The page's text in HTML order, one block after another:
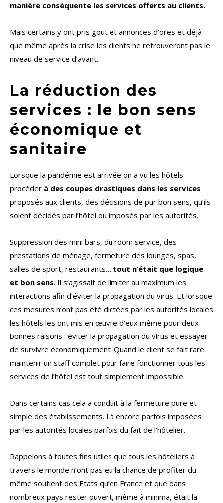
manière conséquente les services offerts au clients.
Mais certains y ont pris gout et annonces d’ores et déjà
que même après la crise les clients ne retrouveront pas le
niveau de service d’avant.
La réduction des
services : le bon sens
économique et
sanitaire
Lorsque la pandémie est arrivée on a vu les hôtels
procéder à des coupes drastiques dans les services
proposés aux clients, des décisions de pur bon sens, qu’ils
soient décidés par l’hôtel ou imposés par les autorités.
Suppression des mini bars, du room service, des
prestations de ménage, fermeture des lounges, spas,
salles de sport, restaurants… tout n’était que logique
et bon sens. Il s’agissait de limiter au maximum les
interactions afin d’éviter la propagation du virus. Et lorsque
ces mesures n’ont pas été dictées par les autorités locales
les hôtels les ont mis en œuvre d’eux même pour deux
bonnes raisons : éviter la propagation du virus et essayer
de survivre économiquement. Quand le client se fait rare
maintenir un staff complet pour faire fonctionner tous les
services de l’hôtel est tout simplement impossible.
Dans certains cas cela a conduit à la fermeture pure et
simple des établissements. Là encore parfois imposées
par les autorités locales parfois du fait de l’hôtelier.
Rappelons à toutes fins utiles que tous les hôteliers à
travers le monde n’ont pas eu la chance de profiter du
même soutient des Etats qu’en France et que dans
nombreux pays rester ouvert, même à minima, était la